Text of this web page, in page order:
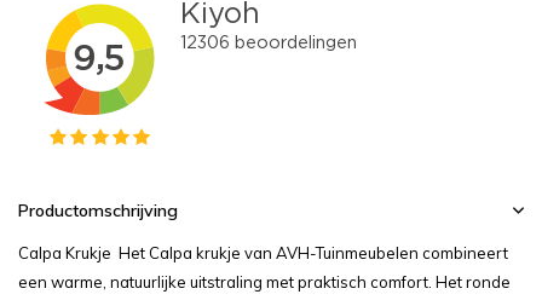
Productomschrijving
Calpa Krukje Het Calpa krukje van AVH-Tuinmeubelen combineert
een warme, natuurlijke uitstraling met praktisch comfort. Het ronde